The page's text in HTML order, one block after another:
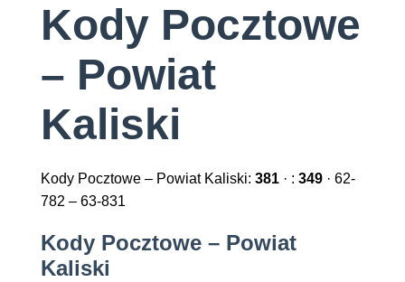
Kody Pocztowe
– Powiat
Kaliski
Kody Pocztowe – Powiat Kaliski: 381· : 349· 62-
782 – 63-831
Kody Pocztowe – Powiat
Kaliski